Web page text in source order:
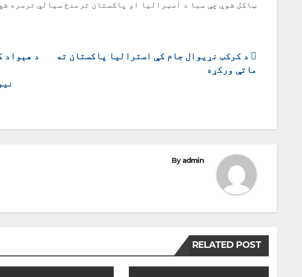
ټاکل شوې چې سبا د اسټرالیا او پاکستان ترمنځ سیالي ترسره
ليکنه
چليدنه
د کرکټ نړیوال جام کې استرالیا پاکستان ته
ماتې ورکړه
Byadmin
RELATED POST